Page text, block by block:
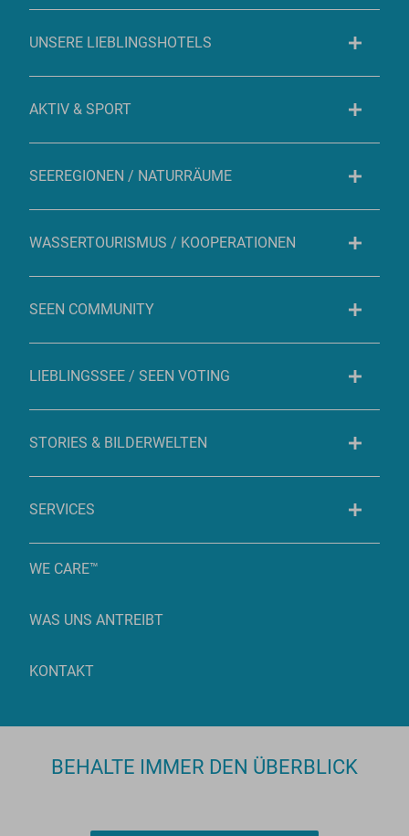
UNSERE LIEBLINGSHOTELS
AKTIV & SPORT
SEEREGIONEN / NATURRÄUME
WASSERTOURISMUS / KOOPERATIONEN
SEEN COMMUNITY
LIEBLINGSSEE / SEEN VOTING
STORIES & BILDERWELTEN
SERVICES
WE CARE™
WAS UNS ANTREIBT
KONTAKT
BEHALTE IMMER DEN ÜBERBLICK